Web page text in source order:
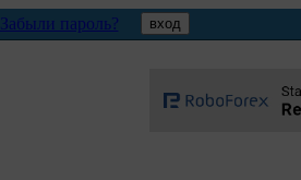
Забыли пароль?